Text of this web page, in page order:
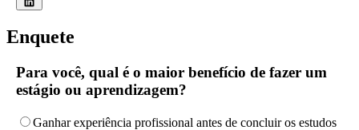
Enquete
Para você, qual é o maior benefício de fazer um
estágio ou aprendizagem?
Ganhar experiência profissional antes de concluir os estudos